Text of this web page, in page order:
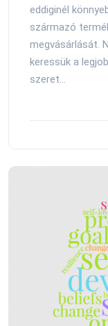
eddiginél
származó
megvásárlását.
keressük a
szeret...